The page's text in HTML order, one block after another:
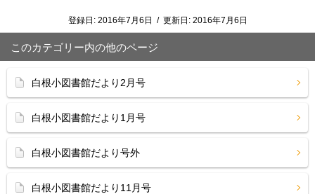
登録日: 2016年7月6日 / 更新日: 2016年7月6日
このカテゴリー内の他のページ
白根小図書館だより2月号
白根小図書館だより1月号
白根小図書館だより号外
白根小図書館だより11月号